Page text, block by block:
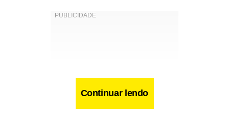
Continuar lendo